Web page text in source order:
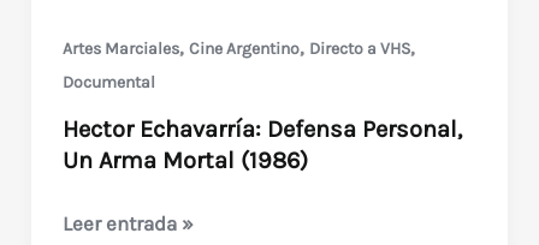
Artes Marciales, Cine Argentino, Directo a VHS,
Documental
Hector Echavarría: Defensa Personal,
Un Arma Mortal (1986)
Hector
Leer entrada »